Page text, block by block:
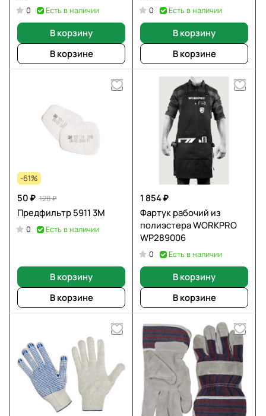
0 Есть в наличии
В корзину
В корзине
0 Есть в наличии
В корзину
В корзине
-61%
50 ₽ 128 ₽
Предфильтр 5911 3М
0 Есть в наличии
В корзину
В корзине
1 854 ₽
Фартук рабочий из
полиэстера WORKPRO
WP289006
0 Есть в наличии
В корзину
В корзине